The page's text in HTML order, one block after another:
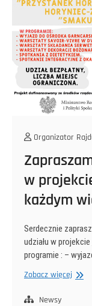
Organizator
w
każdym
Serdecznie
udziału w
programie : –
Zobacz więcej
Newsy